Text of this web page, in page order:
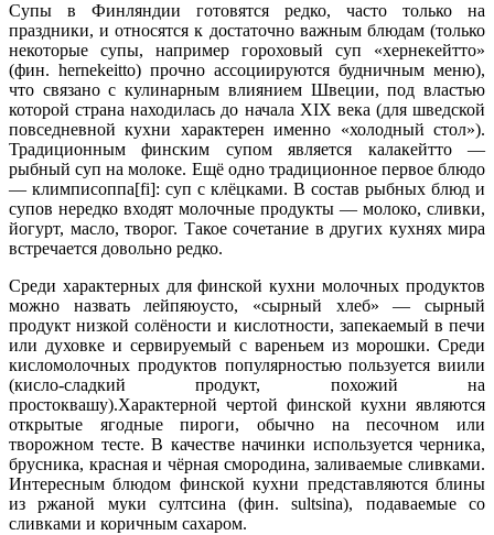
Супы в Финляндии готовятся редко, часто только на
праздники, и относятся к достаточно важным блюдам (только
некоторые супы, например гороховый суп «хернекейтто»
(фин. hernekeitto) прочно ассоциируются будничным меню),
что связано с кулинарным влиянием Швеции, под властью
которой страна находилась до начала XIX века (для шведской
повседневной кухни характерен именно «холодный стол»).
Традиционным финским супом является калакейтто —
рыбный суп на молоке. Ещё одно традиционное первое блюдо
— климписоппа[fi]: суп с клёцками. В состав рыбных блюд и
супов нередко входят молочные продукты — молоко, сливки,
йогурт, масло, творог. Такое сочетание в других кухнях мира
встречается довольно редко.
Среди характерных для финской кухни молочных продуктов
можно назвать лейпяюусто, «сырный хлеб» — сырный
продукт низкой солёности и кислотности, запекаемый в печи
или духовке и сервируемый с вареньем из морошки. Среди
кисломолочных продуктов популярностью пользуется виили
(кисло-сладкий продукт, похожий на
простоквашу).Характерной чертой финской кухни являются
открытые ягодные пироги, обычно на песочном или
творожном тесте. В качестве начинки используется черника,
брусника, красная и чёрная смородина, заливаемые сливками.
Интересным блюдом финской кухни представляются блины
из ржаной муки султсина (фин. sultsina), подаваемые со
сливками и коричным сахаром.